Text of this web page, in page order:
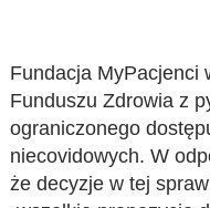
Fundacja MyPacjenci
Funduszu Zdrowia z
ograniczonego
niecovidowych. W
że decyzje w tej